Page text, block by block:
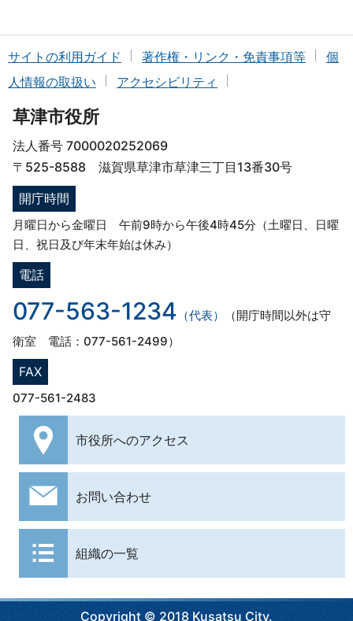
サイトの利用ガイド 著作権・リンク・免責事項等
個
人情報の取扱い
アクセシビリティ
草津市役所
法人番号 7000020252069
〒525-8588 滋賀県草津市草津三丁目13番30号
開庁時間
月曜日から金曜日 午前9時から午後4時45分（土曜日、日曜
日、祝日及び年末年始は休み）
電話
077-563-1234 （代表）
（開庁時間以外は守
衛室 電話：077-561-2499）
FAX
077-561-2483
市役所へのアクセス
お問い合わせ
組織の一覧
Copyright © 2018 Kusatsu City.